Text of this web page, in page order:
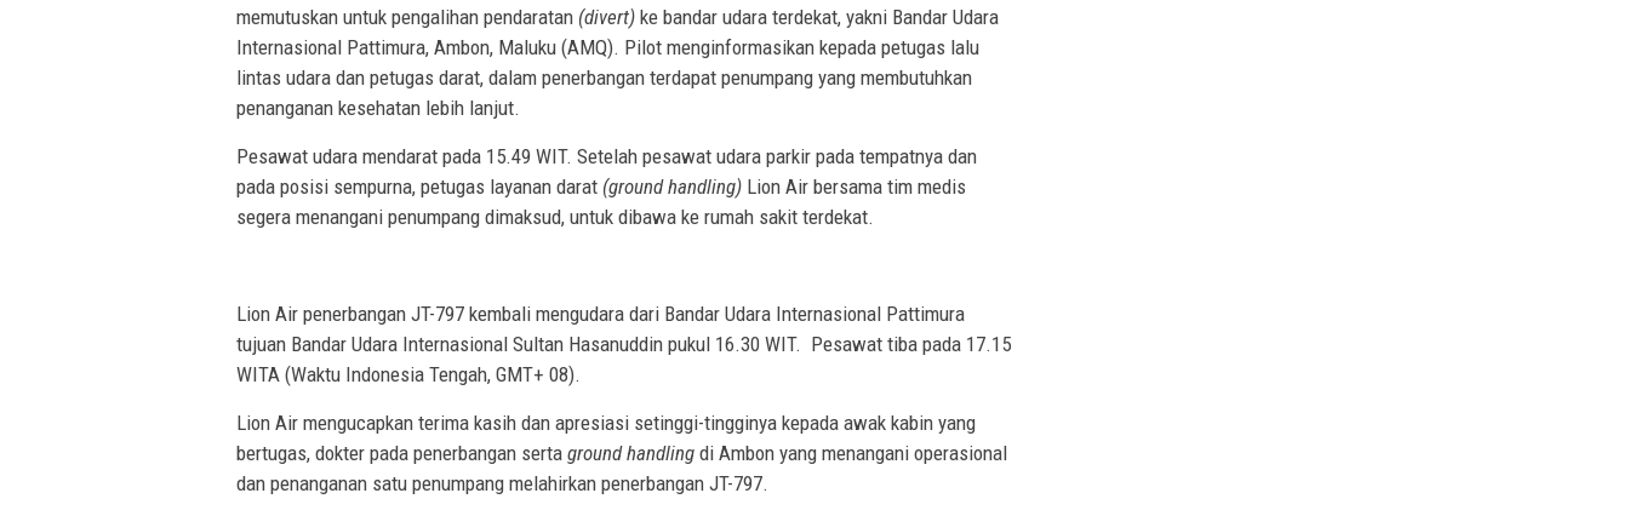
memutuskan untuk pengalihan pendaratan (divert) ke bandar udara terdekat, yakni Bandar Udara
Internasional Pattimura, Ambon, Maluku (AMQ). Pilot menginformasikan kepada petugas lalu
lintas udara dan petugas darat, dalam penerbangan terdapat penumpang yang membutuhkan
penanganan kesehatan lebih lanjut.
Pesawat udara mendarat pada 15.49 WIT. Setelah pesawat udara parkir pada tempatnya dan
pada posisi sempurna, petugas layanan darat (ground handling) Lion Air bersama tim medis
segera menangani penumpang dimaksud, untuk dibawa ke rumah sakit terdekat.
Lion Air penerbangan JT-797 kembali mengudara dari Bandar Udara Internasional Pattimura
tujuan Bandar Udara Internasional Sultan Hasanuddin pukul 16.30 WIT. Pesawat tiba pada 17.15
WITA (Waktu Indonesia Tengah, GMT+ 08).
Lion Air mengucapkan terima kasih dan apresiasi setinggi-tingginya kepada awak kabin yang
bertugas, dokter pada penerbangan serta ground handling di Ambon yang menangani operasional
dan penanganan satu penumpang melahirkan penerbangan JT-797.